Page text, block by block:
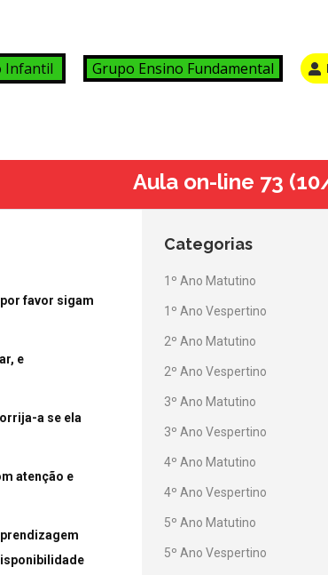
Infantil Grupo Ensino Fundamental
Aula on-line 73
favor sigam
e
a se ela
atenção e
Categorias
1º Ano Matutino
1º Ano Vespertino
2º Ano Matutino
2º Ano Vespertino
3º Ano Matutino
3º Ano Vespertino
4º Ano Matutino
4º Ano Vespertino
5º Ano Matutino
5º Ano Vespertino